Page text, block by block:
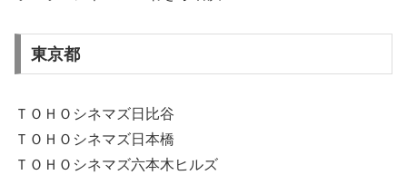
東京都
ＴＯＨＯシネマズ日比谷
ＴＯＨＯシネマズ日本橋
ＴＯＨＯシネマズ六本木ヒルズ